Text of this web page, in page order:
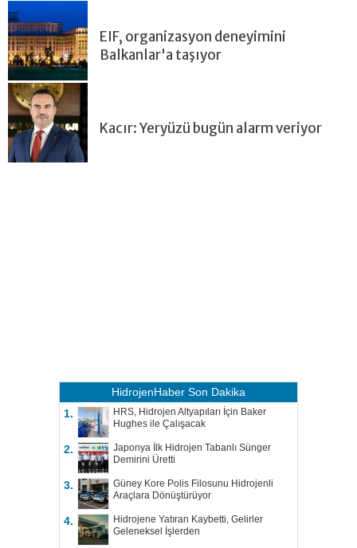
EIF, organizasyon deneyimini
Balkanlar'a taşıyor
Kacır: Yeryüzü bugün alarm veriyor
HidrojenHaber Son Dakika
1.
HRS, Hidrojen Altyapıları İçin Baker
Hughes ile Çalışacak
2.
Japonya İlk Hidrojen Tabanlı Sünger
Demirini Üretti
3.
Güney Kore Polis Filosunu Hidrojenli
Araçlara Dönüştürüyor
4.
Hidrojene Yatıran Kaybetti, Gelirler
Geleneksel İşlerden